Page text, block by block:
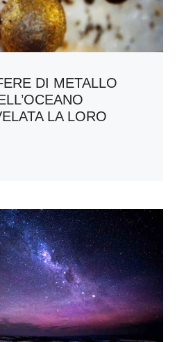
DI METALLO
LA LORO